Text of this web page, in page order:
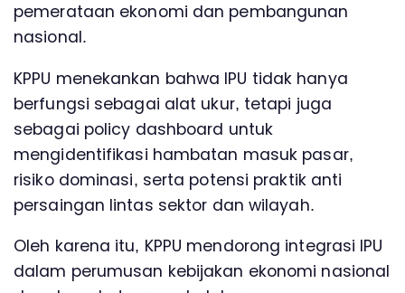
pemerataan ekonomi dan pembangunan
nasional.
KPPU menekankan bahwa IPU tidak hanya
berfungsi sebagai alat ukur, tetapi juga
sebagai policy dashboard untuk
mengidentifikasi hambatan masuk pasar,
risiko dominasi, serta potensi praktik anti
persaingan lintas sektor dan wilayah.
Oleh karena itu, KPPU mendorong integrasi IPU
dalam perumusan kebijakan ekonomi nasional